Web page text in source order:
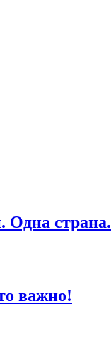
Одна страна.
важно!